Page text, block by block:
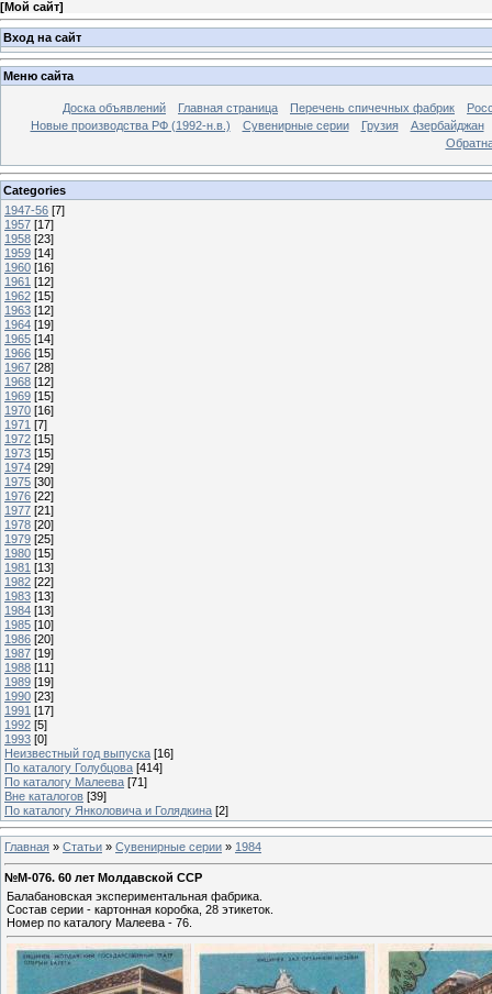
[Мой сайт]
Вход на сайт
Меню сайта
Доска объявлений Главная страница Перечень спичечных фабрик
Новые производства РФ (1992-н.в.)
Сувенирные серии Грузия
Азербайджан
Categories
1947-56 [7]
1957 [17]
1958 [23]
1959 [14]
1960 [16]
1961 [12]
1962 [15]
1963 [12]
1964 [19]
1965 [14]
1966 [15]
1967 [28]
1968 [12]
1969 [15]
1970 [16]
1971 [7]
1972 [15]
1973 [15]
1974 [29]
1975 [30]
1976 [22]
1977 [21]
1978 [20]
1979 [25]
1980 [15]
1981 [13]
1982 [22]
1983 [13]
1984 [13]
1985 [10]
1986 [20]
1987 [19]
1988 [11]
1989 [19]
1990 [23]
1991 [17]
1992 [5]
1993 [0]
Неизвестный год выпуска [16]
По каталогу Голубцова [414]
По каталогу Малеева [71]
Вне каталогов [39]
По каталогу Янколовича и Голядкина [2]
Главная » Статьи » Сувенирные серии » 1984
№М-076. 60 лет Молдавской ССР
Балабановская экспериментальная фабрика.
Состав серии - картонная коробка, 28 этикеток.
Номер по каталогу Малеева - 76.